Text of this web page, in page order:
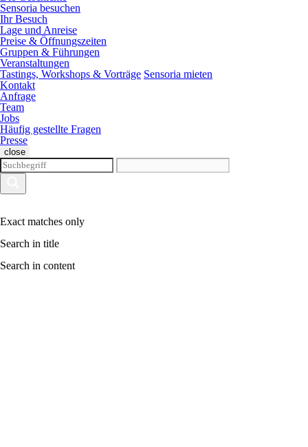
Sensoria besuchen
Ihr Besuch
Lage und Anreise
Preise & Öffnungszeiten
Gruppen & Führungen
Veranstaltungen
Tastings, Workshops & Vorträge Sensoria mieten
Kontakt
Anfrage
Team
Jobs
Häufig gestellte Fragen
Presse
close
Exact matches only
Search in title
Search in content